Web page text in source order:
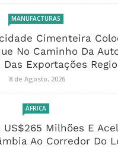
MANUFACTURAS
Cimenteira
No Caminho Da
Exportações
8 de Agosto, 2026
ÁFRICA
US$265 Milhões E
Ao Corredor Do